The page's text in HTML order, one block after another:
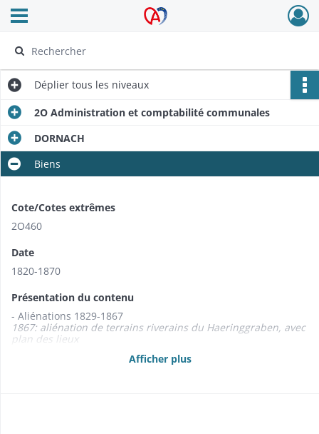
Archives Alsace - Colmar
Ouvrir le menu déroulant
Déplier tous les niveaux
2O Administration et comptabilité communales
DORNACH
Biens
Cote/Cotes extrêmes
2O460
Date
1820-1870
Présentation du contenu
- Aliénations 1829-1867
1867: aliénation de terrains riverains du Haeringgraben, avec
plan des lieux
- Adjudications: de la «kilbe» (1870); de la chasse (1862) 1862-
Afficher plus